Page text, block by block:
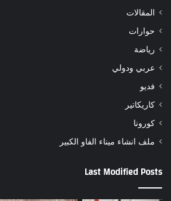
المقالات
حوارات
رياضة
عربي ودولي
فديو
كاريكاتير
كورونا
ملف انشاء ميناء الفاو الكبير
Last Modified Posts